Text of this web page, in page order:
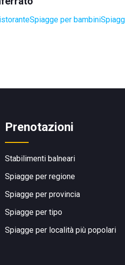
Spiagge per bambini
Prenotazioni
Stabilimenti balneari
Spiagge per regione
Spiagge per provincia
Spiagge per tipo
Spiagge per località più popolari